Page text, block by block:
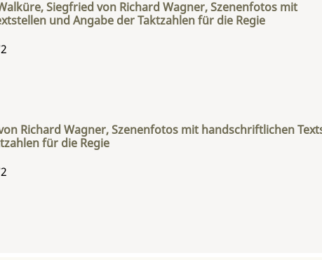
Siegfried von Richard Wagner, Szenenfotos mit
und Angabe der Taktzahlen für die Regie
Richard Wagner, Szenenfotos mit handschriftlichen
für die Regie